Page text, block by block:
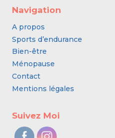
Navigation
A propos
Sports d’endurance
Bien-être
Ménopause
Contact
Mentions légales
Suivez Moi